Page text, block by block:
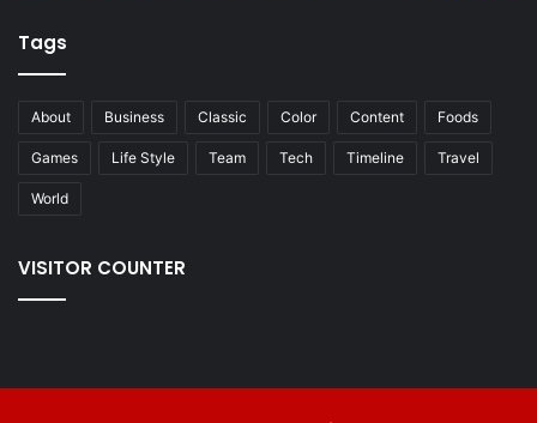
Tags
About Business Classic Color Content Foods
Games Life Style Team Tech Timeline Travel
World
VISITOR COUNTER